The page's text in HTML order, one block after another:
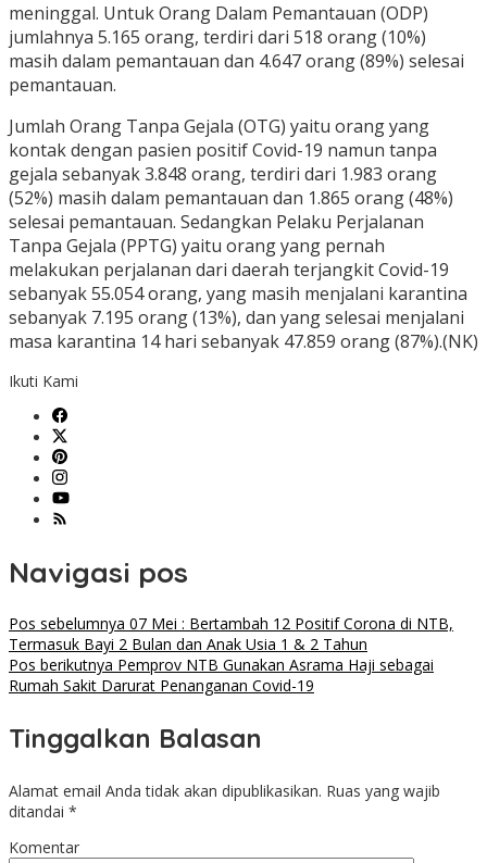
meninggal. Untuk Orang Dalam Pemantauan (ODP)
jumlahnya 5.165 orang, terdiri dari 518 orang (10%)
masih dalam pemantauan dan 4.647 orang (89%) selesai
pemantauan.
Jumlah Orang Tanpa Gejala (OTG) yaitu orang yang
kontak dengan pasien positif Covid-19 namun tanpa
gejala sebanyak 3.848 orang, terdiri dari 1.983 orang
(52%) masih dalam pemantauan dan 1.865 orang (48%)
selesai pemantauan. Sedangkan Pelaku Perjalanan
Tanpa Gejala (PPTG) yaitu orang yang pernah
melakukan perjalanan dari daerah terjangkit Covid-19
sebanyak 55.054 orang, yang masih menjalani karantina
sebanyak 7.195 orang (13%), dan yang selesai menjalani
masa karantina 14 hari sebanyak 47.859 orang (87%).(NK)
Ikuti Kami
Navigasi pos
Pos sebelumnya 07 Mei : Bertambah 12 Positif Corona di NTB,
Termasuk Bayi 2 Bulan dan Anak Usia 1 & 2 Tahun
Pos berikutnya Pemprov NTB Gunakan Asrama Haji sebagai
Rumah Sakit Darurat Penanganan Covid-19
Tinggalkan Balasan
Alamat email Anda tidak akan dipublikasikan. Ruas yang wajib
ditandai *
Komentar